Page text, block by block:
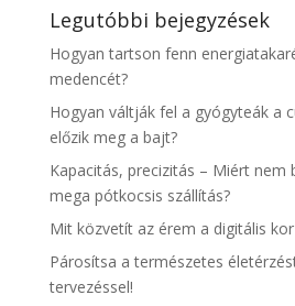
Legutóbbi bejegyzések
Hogyan tartson fenn
medencét?
Hogyan váltják fel a gyógyteák a
előzik meg a bajt?
Kapacitás, precizitás – Miért nem
mega pótkocsis szállítás?
Mit közvetít az érem a digitális
Párosítsa a természetes
tervezéssel!